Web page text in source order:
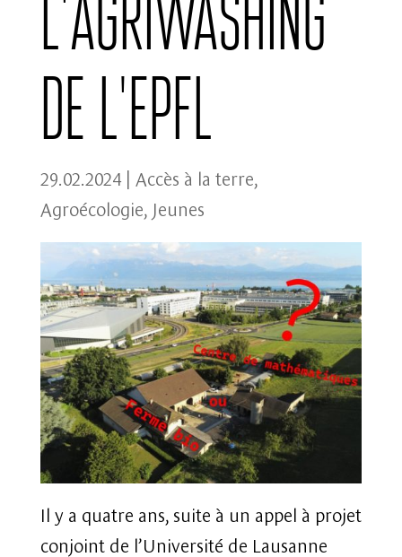
l’agriwashing
de l’EPFL
29.02.2024| Accès à la terre,
Agroécologie, Jeunes
Il y a quatre ans, suite à un appel à projet
conjoint de l’Université de Lausanne